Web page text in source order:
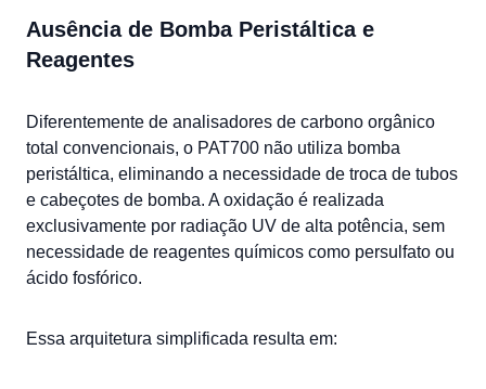
Ausência de Bomba Peristáltica e
Reagentes
Diferentemente de analisadores de carbono orgânico
total convencionais, o PAT700 não utiliza bomba
peristáltica, eliminando a necessidade de troca de tubos
e cabeçotes de bomba. A oxidação é realizada
exclusivamente por radiação UV de alta potência, sem
necessidade de reagentes químicos como persulfato ou
ácido fosfórico.
Essa arquitetura simplificada resulta em: